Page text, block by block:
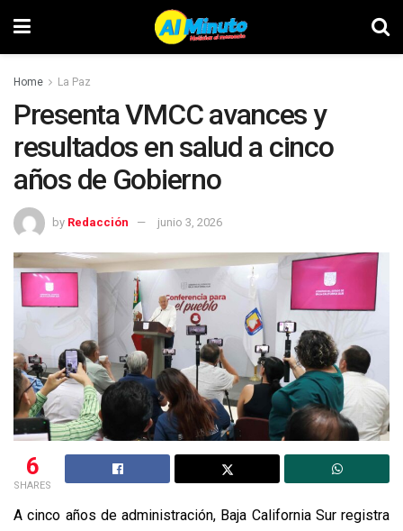
Home La Paz
Presenta VMCC avances y
resultados en salud a cinco
años de Gobierno
by Redacción junio 3, 2026
6
SHARES
A cinco años de administración, Baja California Sur registra